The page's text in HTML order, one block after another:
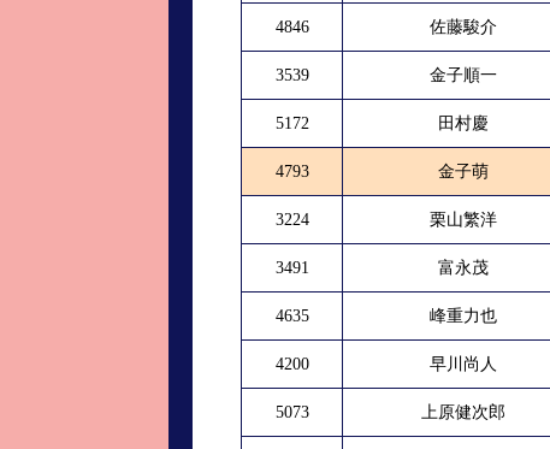
4846 佐藤駿介
3539 金子順一
5172 田村慶
4793 金子萌
3224 栗山繁洋
3491 富永茂
4635 峰重力也
4200 早川尚人
5073 上原健次郎